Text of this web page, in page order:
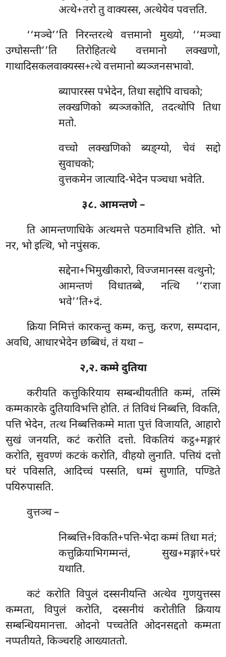
अत्थे+तरो तु वाक्यस्स, अत्थेयेव पवत्तति.
‘‘मञ्चे’’तिनिरन्तरत्थे वत्तमानो मुख्यो, ‘‘मञ्चा
उग्घोसन्ती’’ति तिरोहितत्थे वत्तमानो लक्खणो,
गाथादिसकलवाक्यस्स+त्थे वत्तमानो ब्यञ्जनसभावो.
ब्यापारस्स पभेदेन, तिधा सद्दोपि वाचको;
लक्खणिको ब्यञ्जकोति, तदत्थोपि तिधा
मतो.
वच्चो लक्खणिको ब्यङ्ग्यो, चेवं सद्दो
सुवाचको;
वुत्तकमेन जात्यादि-भेदेन पञ्चधा भवेति.
३८. आमन्तणे –
ति आमन्तणाधिके अत्थमत्ते पठमाविभत्ति होति. भो
नर, भो इत्थि, भो नपुंसक.
सद्देना+भिमुखीकारो, विज्जमानस्स वत्थुनो;
आमन्तणं विधातब्बे, नत्थि ‘‘राजा
भवे’’ति+दं.
क्रिया निमित्तं कारकन्तु कम्म, कत्तु, करण, सम्पदान,
अवधि, आधारभेदेन छब्बिधं, तं यथा –
२,२. कम्मे दुतिया
करीयति कत्तुकिरियाय सम्बन्धीयतीति कम्मं, तस्मिं
कम्मकारके दुतियाविभत्ति होति. तं तिविधं निब्बत्ति, विकति,
पत्ति भेदेन, तत्थ निब्बत्तिकम्मे माता पुत्तं विजायति, आहारो
सुखं जनयति, कटं करोति दत्तो. विकतियं कट्ठ+मङ्गारं
करोति, सुवण्णं कटकं करोति, वीहयो लुनाति. पत्तियं दत्तो
घरं पविसति, आदिच्चं पस्सति, धम्मं सुणाति, पण्डिते
पयिरुपासति.
वुत्तञ्च–
निब्बत्ति+विकति+पत्ति-भेदा कम्मं तिधा मतं;
कत्तुक्रियाभिगम्मन्तं, सुख+मङ्गारं+घरं
यथाति.
कटं करोति विपुलं दस्सनीयन्ति अत्थेव गुणयुत्तस्स
कम्मता, विपुलं करोति, दस्सनीयं करोतीति क्रियाय
सम्बन्धियमानत्ता. ओदनो पच्चतेति ओदनसद्दतो कम्मता
नप्पतीयते, किञ्चरहि आख्याततो.